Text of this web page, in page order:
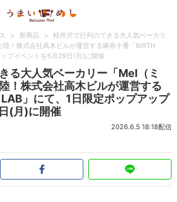
> 新商品 >
軽井沢で行列のできる大人気ベーカリ
！株式会社高木ビルが運営する麻布十番「BIRTH
プイベントを6月29日(月)に開催
る大人気ベーカリー「Mel（ミ
！株式会社高木ビルが運営する
」にて、1日限定ポップアップ
(月)に開催
2026.6.5 18:18配信